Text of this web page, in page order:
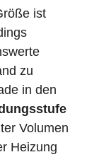
ist
zu
in den
Volumen
Heizung